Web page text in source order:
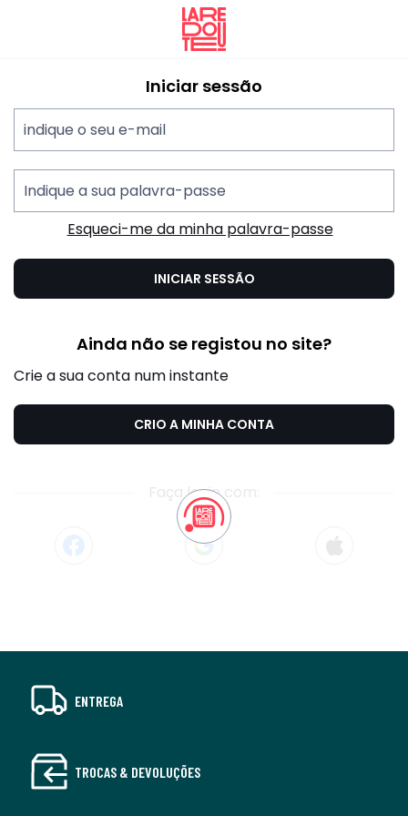
Iniciar sessão
indique o seu e-mail
Indique a sua palavra-passe
Esqueci-me da minha palavra-passe
INICIAR SESSÃO
Ainda não se registou no site?
Crie a sua conta num instante
CRIO A MINHA CONTA
Faça login com:
ENTREGA
TROCAS & DEVOLUÇÕES